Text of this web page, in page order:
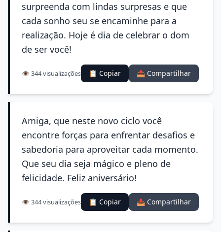
surpreenda com lindas surpresas e que
cada sonho seu se encaminhe para a
realização. Hoje é dia de celebrar o dom
de ser você!
👁️ 344 visualizações 📋 Copiar 📤 Compartilhar
Amiga, que neste novo ciclo você
encontre forças para enfrentar desafios e
sabedoria para aproveitar cada momento.
Que seu dia seja mágico e pleno de
felicidade. Feliz aniversário!
👁️ 344 visualizações 📋 Copiar 📤 Compartilhar